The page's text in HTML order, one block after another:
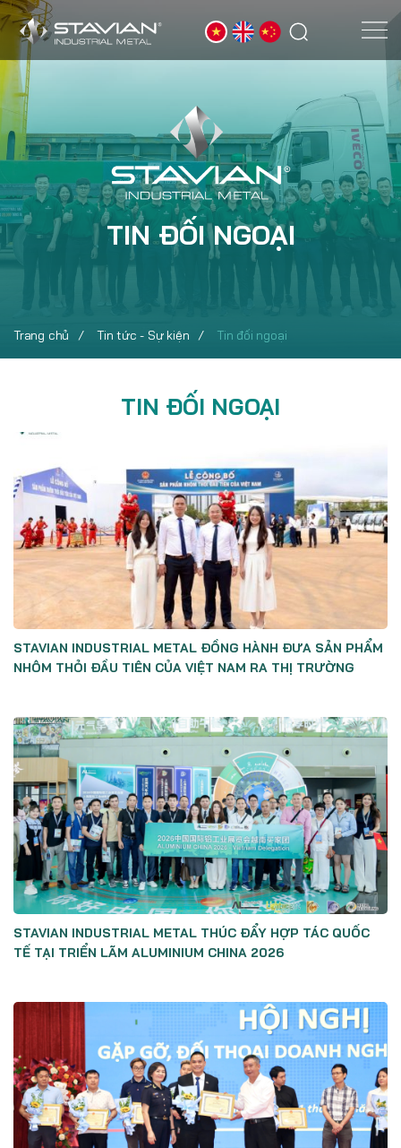
Trang chủ Tin tức - Sự kiện Tin đối ngoại
TIN ĐỐI NGOẠI
TIN ĐỐI NGOẠI
STAVIAN INDUSTRIAL METAL ĐỒNG HÀNH ĐƯA SẢN PHẨM
NHÔM THỎI ĐẦU TIÊN CỦA VIỆT NAM RA THỊ TRƯỜNG
STAVIAN INDUSTRIAL METAL THÚC ĐẨY HỢP TÁC QUỐC
TẾ TẠI TRIỂN LÃM ALUMINIUM CHINA 2026